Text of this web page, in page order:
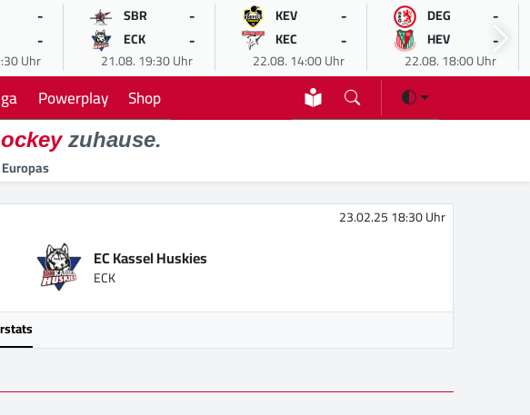
-
-
Uhr
SBR -
ECK -
21.08. 19:30 Uhr
KEV -
KEC -
22.08. 14:00 Uhr
DEG -
HEV -
22.08. 18:00 Uhr
Powerplay Shop
zuhause.
23.02.25 18:30 Uhr
EC Kassel Huskies
ECK